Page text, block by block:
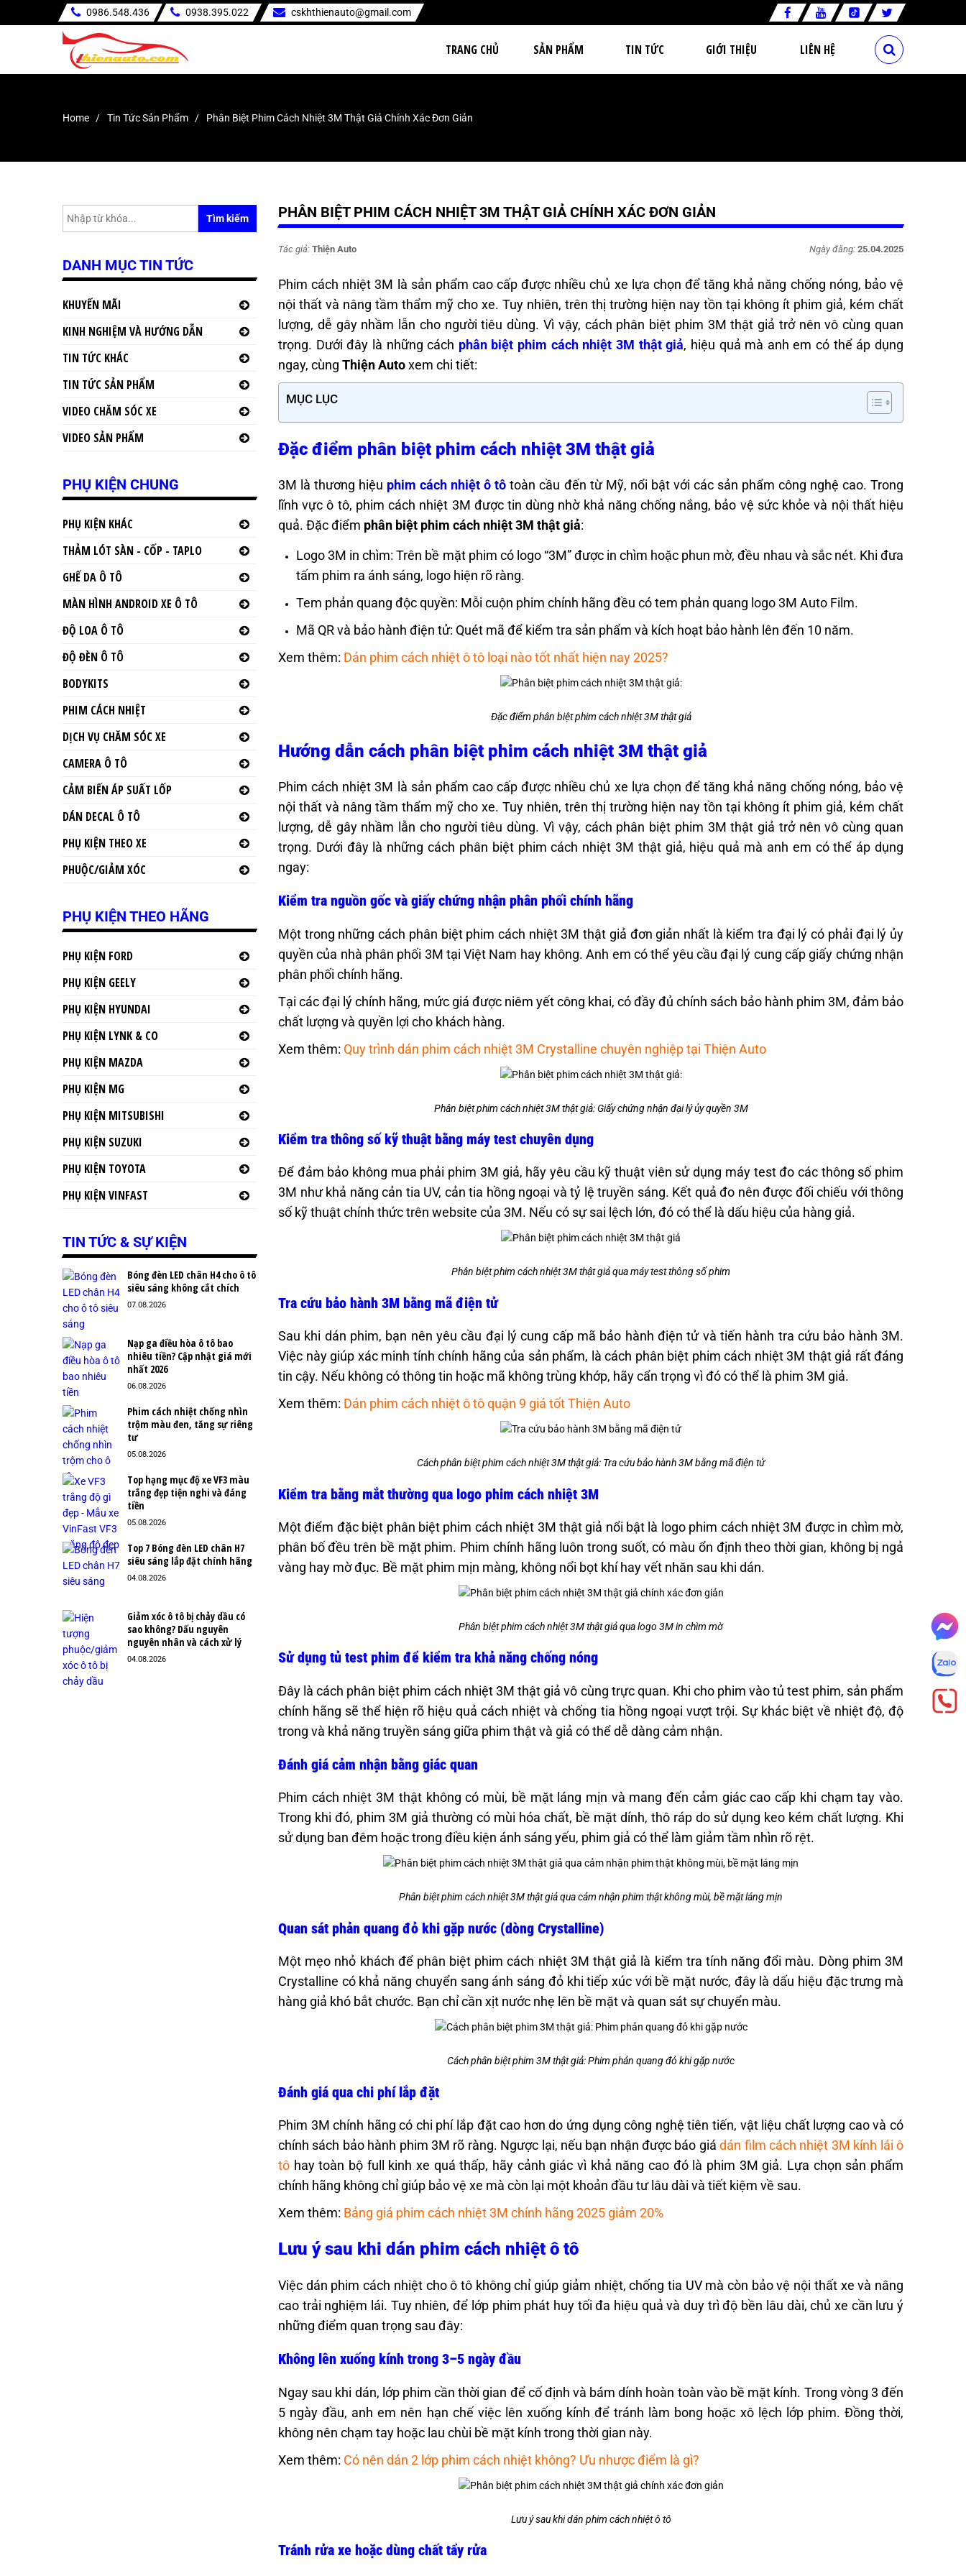
0986.548.436 0938.395.022 cskhthienauto@gmail.com
TRANG CHỦ SẢN PHẨM TIN TỨC GIỚI THIỆU LIÊN HỆ
Home Tin Tức Sản Phẩm Phân Biệt Phim Cách Nhiệt 3M Thật Giả Chính Xác Đơn Giản
PHÂN BIỆT PHIM CÁCH NHIỆT 3M THẬT GIẢ CHÍNH XÁC ĐƠN GIẢN
Tác giả: Thiện Auto Ngày đăng: 25.04.2025
Phim cách nhiệt 3M là sản phẩm cao cấp được nhiều chủ xe lựa chọn để tăng khả năng chống nóng, bảo vệ
nội thất và nâng tầm thẩm mỹ cho xe. Tuy nhiên, trên thị trường hiện nay tồn tại không ít phim giả, kém chất
lượng, dễ gây nhầm lẫn cho người tiêu dùng. Vì vậy, cách phân biệt phim 3M thật giả trở nên vô cùng quan
trọng. Dưới đây là những cách phân biệt phim cách nhiệt 3M thật giả, hiệu quả mà anh em có thể áp dụng
ngay, cùng Thiện Autoxem chi tiết:
MỤC LỤC
Đặc điểm phân biệt phim cách nhiệt 3M thật giả
3M là thương hiệu phim cách nhiệt ô tô toàn cầu đến từ Mỹ, nổi bật với các sản phẩm công nghệ cao. Trong
lĩnh vực ô tô, phim cách nhiệt 3M được tin dùng nhờ khả năng chống nắng, bảo vệ sức khỏe và nội thất hiệu
quả. Đặc điểm phân biệt phim cách nhiệt 3M thật giả:
Logo 3M in chìm: Trên bề mặt phim có logo “3M” được in chìm hoặc phun mờ, đều nhau và sắc nét. Khi đưa
tấm phim ra ánh sáng, logo hiện rõ ràng.
Tem phản quang độc quyền: Mỗi cuộn phim chính hãng đều có tem phản quang logo 3M Auto Film.
Mã QR và bảo hành điện tử: Quét mã để kiểm tra sản phẩm và kích hoạt bảo hành lên đến 10 năm.
Xem thêm: Dán phim cách nhiệt ô tô loại nào tốt nhất hiện nay 2025?
Đặc điểm phân biệt phim cách nhiệt 3M thật giả
Hướng dẫn cách phân biệt phim cách nhiệt 3M thật giả
Phim cách nhiệt 3M là sản phẩm cao cấp được nhiều chủ xe lựa chọn để tăng khả năng chống nóng, bảo vệ
nội thất và nâng tầm thẩm mỹ cho xe. Tuy nhiên, trên thị trường hiện nay tồn tại không ít phim giả, kém chất
lượng, dễ gây nhầm lẫn cho người tiêu dùng. Vì vậy, cách phân biệt phim 3M thật giả trở nên vô cùng quan
trọng. Dưới đây là những cách phân biệt phim cách nhiệt 3M thật giả, hiệu quả mà anh em có thể áp dụng
ngay:
Kiểm tra nguồn gốc và giấy chứng nhận phân phối chính hãng
Một trong những cách phân biệt phim cách nhiệt 3M thật giả đơn giản nhất là kiểm tra đại lý có phải đại lý ủy
quyền của nhà phân phối 3M tại Việt Nam hay không. Anh em có thể yêu cầu đại lý cung cấp giấy chứng nhận
phân phối chính hãng.
Tại các đại lý chính hãng, mức giá được niêm yết công khai, có đầy đủ chính sách bảo hành phim 3M, đảm bảo
chất lượng và quyền lợi cho khách hàng.
Xem thêm: Quy trình dán phim cách nhiệt 3M Crystalline chuyên nghiệp tại Thiện Auto
Phân biệt phim cách nhiệt 3M thật giả: Giấy chứng nhận đại lý ủy quyền 3M
Kiểm tra thông số kỹ thuật bằng máy test chuyên dụng
Để đảm bảo không mua phải phim 3M giả, hãy yêu cầu kỹ thuật viên sử dụng máy test đo các thông số phim
3M như khả năng cản tia UV, cản tia hồng ngoại và tỷ lệ truyền sáng. Kết quả đo nên được đối chiếu với thông
số kỹ thuật chính thức trên website của 3M. Nếu có sự sai lệch lớn, đó có thể là dấu hiệu của hàng giả.
Phân biệt phim cách nhiệt 3M thật giả qua máy test thông số phim
Tra cứu bảo hành 3M bằng mã điện tử
Sau khi dán phim, bạn nên yêu cầu đại lý cung cấp mã bảo hành điện tử và tiến hành tra cứu bảo hành 3M.
Việc này giúp xác minh tính chính hãng của sản phẩm, là cách phân biệt phim cách nhiệt 3M thật giả rất đáng
tin cậy. Nếu không có thông tin hoặc mã không trùng khớp, hãy cẩn trọng vì đó có thể là phim 3M giả.
Xem thêm: Dán phim cách nhiệt ô tô quận 9 giá tốt Thiện Auto
Cách phân biệt phim cách nhiệt 3M thật giả: Tra cứu bảo hành 3M bằng mã điện tử
Kiểm tra bằng mắt thường qua logo phim cách nhiệt 3M
Một điểm đặc biệt phân biệt phim cách nhiệt 3M thật giả nổi bật là logo phim cách nhiệt 3M được in chìm mờ,
phân bố đều trên bề mặt phim. Phim chính hãng luôn trong suốt, có màu ổn định theo thời gian, không bị ngả
vàng hay mờ đục. Bề mặt phim mịn màng, không nổi bọt khí hay vết nhăn sau khi dán.
Phân biệt phim cách nhiệt 3M thật giả qua logo 3M in chìm mờ
Sử dụng tủ test phim để kiểm tra khả năng chống nóng
Đây là cách phân biệt phim cách nhiệt 3M thật giả vô cùng trực quan. Khi cho phim vào tủ test phim, sản phẩm
chính hãng sẽ thể hiện rõ hiệu quả cách nhiệt và chống tia hồng ngoại vượt trội. Sự khác biệt về nhiệt độ, độ
trong và khả năng truyền sáng giữa phim thật và giả có thể dễ dàng cảm nhận.
Đánh giá cảm nhận bằng giác quan
Phim cách nhiệt 3M thật không có mùi, bề mặt láng mịn và mang đến cảm giác cao cấp khi chạm tay vào.
Trong khi đó, phim 3M giả thường có mùi hóa chất, bề mặt dính, thô ráp do sử dụng keo kém chất lượng. Khi
sử dụng ban đêm hoặc trong điều kiện ánh sáng yếu, phim giả có thể làm giảm tầm nhìn rõ rệt.
Phân biệt phim cách nhiệt 3M thật giả qua cảm nhận phim thật không mùi, bề mặt láng mịn
Quan sát phản quang đỏ khi gặp nước (dòng Crystalline)
Một mẹo nhỏ khách để phân biệt phim cách nhiệt 3M thật giả là kiểm tra tính năng đổi màu. Dòng phim 3M
Crystalline có khả năng chuyển sang ánh sáng đỏ khi tiếp xúc với bề mặt nước, đây là dấu hiệu đặc trưng mà
hàng giả khó bắt chước. Bạn chỉ cần xịt nước nhẹ lên bề mặt và quan sát sự chuyển màu.
Cách phân biệt phim 3M thật giả: Phim phản quang đỏ khi gặp nước
Đánh giá qua chi phí lắp đặt
Phim 3M chính hãng có chi phí lắp đặt cao hơn do ứng dụng công nghệ tiên tiến, vật liệu chất lượng cao và có
chính sách bảo hành phim 3M rõ ràng. Ngược lại, nếu bạn nhận được báo giádán film cách nhiệt 3M kính lái ô
tô hay toàn bộ full kinh xe quá thấp, hãy cảnh giác vì khả năng cao đó là phim 3M giả. Lựa chọn sản phẩm
chính hãng không chỉ giúp bảo vệ xe mà còn lại một khoản đầu tư lâu dài và tiết kiệm về sau.
Xem thêm: Bảng giá phim cách nhiệt 3M chính hãng 2025 giảm 20%
Lưu ý sau khi dán phim cách nhiệt ô tô
Việc dán phim cách nhiệt cho ô tô không chỉ giúp giảm nhiệt, chống tia UV mà còn bảo vệ nội thất xe và nâng
cao trải nghiệm lái. Tuy nhiên, để lớp phim phát huy tối đa hiệu quả và duy trì độ bền lâu dài, chủ xe cần lưu ý
những điểm quan trọng sau đây:
Không lên xuống kính trong 3–5 ngày đầu
Ngay sau khi dán, lớp phim cần thời gian để cố định và bám dính hoàn toàn vào bề mặt kính. Trong vòng 3 đến
5 ngày đầu, anh em nên hạn chế việc lên xuống kính để tránh làm bong hoặc xô lệch lớp phim. Đồng thời,
không nên chạm tay hoặc lau chùi bề mặt kính trong thời gian này.
Xem thêm: Có nên dán 2 lớp phim cách nhiệt không? Ưu nhược điểm là gì?
Lưu ý sau khi dán phim cách nhiệt ô tô
Tránh rửa xe hoặc dùng chất tẩy rửa
Tìm kiếm
DANH MỤC TIN TỨC
KHUYẾN MÃI
KINH NGHIỆM VÀ HƯỚNG DẪN
TIN TỨC KHÁC
TIN TỨC SẢN PHẨM
VIDEO CHĂM SÓC XE
VIDEO SẢN PHẨM
PHỤ KIỆN CHUNG
PHỤ KIỆN KHÁC
THẢM LÓT SÀN - CỐP - TAPLO
GHẾ DA Ô TÔ
MÀN HÌNH ANDROID XE Ô TÔ
ĐỘ LOA Ô TÔ
ĐỘ ĐÈN Ô TÔ
BODYKITS
PHIM CÁCH NHIỆT
DỊCH VỤ CHĂM SÓC XE
CAMERA Ô TÔ
CẢM BIẾN ÁP SUẤT LỐP
DÁN DECAL Ô TÔ
PHỤ KIỆN THEO XE
PHUỘC/GIẢM XÓC
PHỤ KIỆN THEO HÃNG
PHỤ KIỆN FORD
PHỤ KIỆN GEELY
PHỤ KIỆN HYUNDAI
PHỤ KIỆN LYNK & CO
PHỤ KIỆN MAZDA
PHỤ KIỆN MG
PHỤ KIỆN MITSUBISHI
PHỤ KIỆN SUZUKI
PHỤ KIỆN TOYOTA
PHỤ KIỆN VINFAST
TIN TỨC & SỰ KIỆN
Bóng đèn LED chân H4 cho ô tô
siêu sáng không cắt chích
07.08.2026
Nạp ga điều hòa ô tô bao
nhiêu tiền? Cập nhật giá mới
nhất 2026
06.08.2026
Phim cách nhiệt chống nhìn
trộm màu đen, tăng sự riêng
tư
05.08.2026
Top hạng mục độ xe VF3 màu
trắng đẹp tiện nghi và đáng
tiền
05.08.2026
Top 7 Bóng đèn LED chân H7
siêu sáng lắp đặt chính hãng
04.08.2026
Giảm xóc ô tô bị chảy dầu có
sao không? Dấu nguyên
nguyên nhân và cách xử lý
04.08.2026